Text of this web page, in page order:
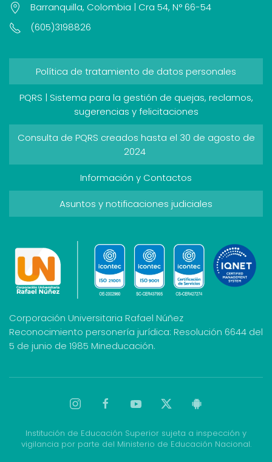
Barranquilla, Colombia | Cra 54, N° 66-54
(605)3198826
Política de tratamiento de datos personales
PQRS | Sistema para la gestión de quejas, reclamos,
sugerencias y felicitaciones
Consulta de PQRS creados hasta el 30 de agosto de
2024
Información y Contactos
Asuntos y notificaciones judiciales
Corporación Universitaria Rafael Núñez
Reconocimiento personería jurídica: Resolución 6644 del
5 de junio de 1985 Mineducación.
Institución de Educación Superior sujeta a inspección y
vigilancia por parte del Ministerio de Educación Nacional.